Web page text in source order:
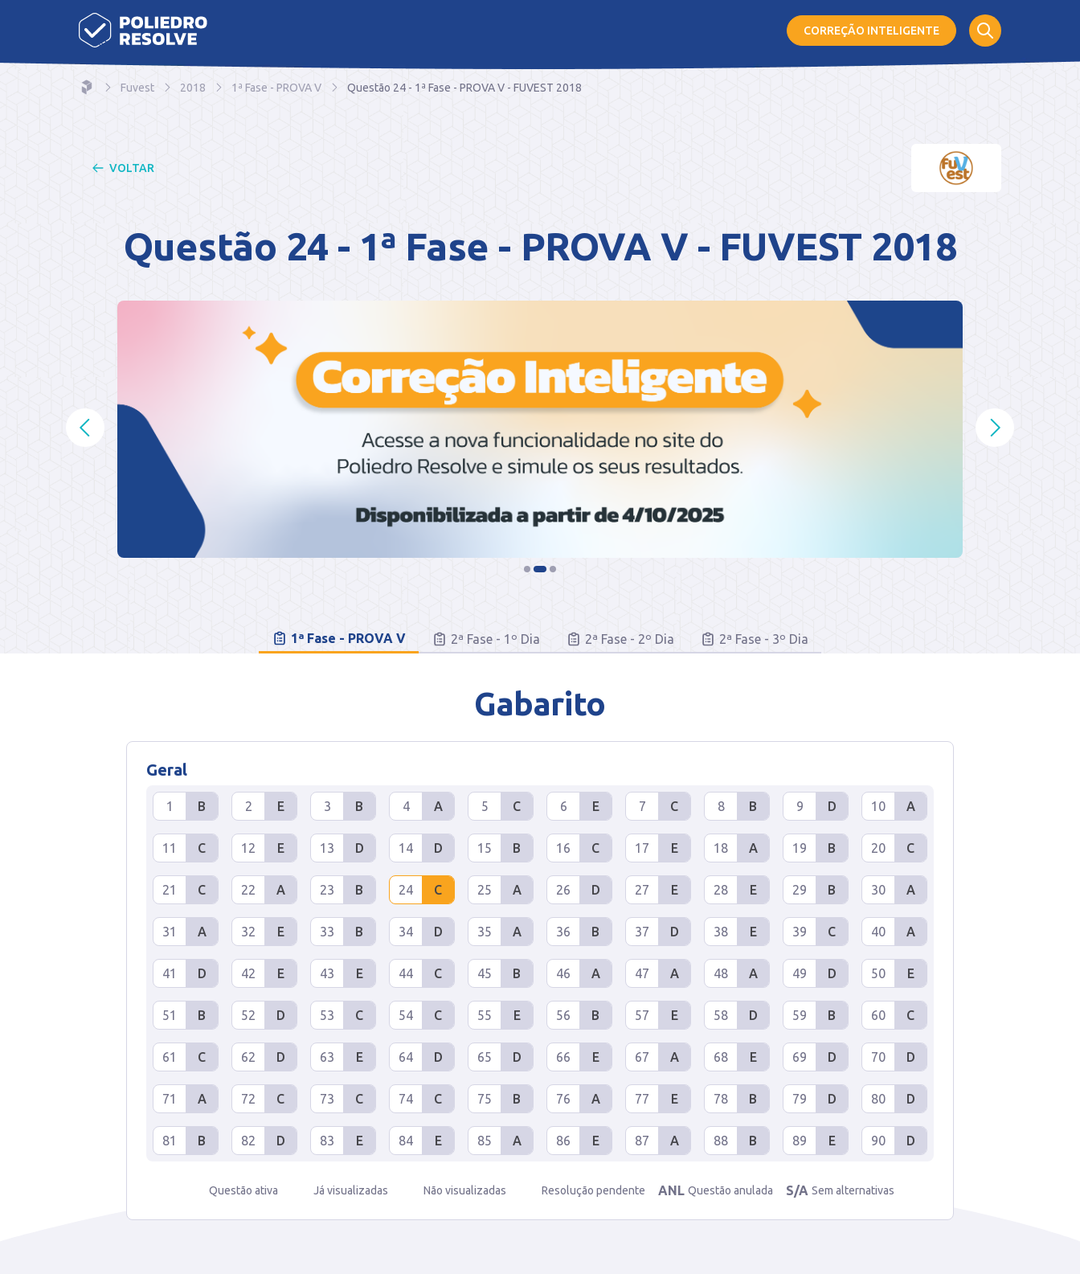
CORREÇÃO INTELIGENTE
Fuvest 2018 1ª Fase - PROVA V Questão 24 - 1ª Fase - PROVA V - FUVEST 2018
VOLTAR
Questão 24 - 1ª Fase - PROVA V - FUVEST 2018
1ª Fase - PROVA V 2ª Fase - 1º Dia 2ª Fase - 2º Dia 2ª Fase - 3º Dia
Gabarito
Geral
1 B 2 E 3 B 4 A 5 C 6 E 7 C 8 B 9 D 10 A
11 C 12 E 13 D 14 D 15 B 16 C 17 E 18 A 19 B 20 C
21 C 22 A 23 B 24 C 25 A 26 D 27 E 28 E 29 B 30 A
31 A 32 E 33 B 34 D 35 A 36 B 37 D 38 E 39 C 40 A
41 D 42 E 43 E 44 C 45 B 46 A 47 A 48 A 49 D 50 E
51 B 52 D 53 C 54 C 55 E 56 B 57 E 58 D 59 B 60 C
61 C 62 D 63 E 64 D 65 D 66 E 67 A 68 E 69 D 70 D
71 A 72 C 73 C 74 C 75 B 76 A 77 E 78 B 79 D 80 D
81 B 82 D 83 E 84 E 85 A 86 E 87 A 88 B 89 E 90 D
Questão ativa Já visualizadas Não visualizadas Resolução pendente ANL Questão anulada S/A Sem alternativas